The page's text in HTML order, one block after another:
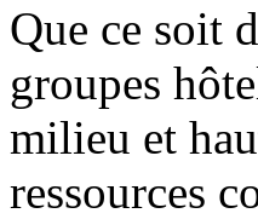
Que ce soit
groupes
milieu et
ressources